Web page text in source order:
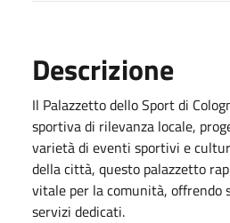
Descrizione
Il Palazzetto dello Sport di
sportiva di rilevanza locale,
varietà di eventi sportivi e
della città, questo palazzetto
vitale per la comunità, offrendo
servizi dedicati.